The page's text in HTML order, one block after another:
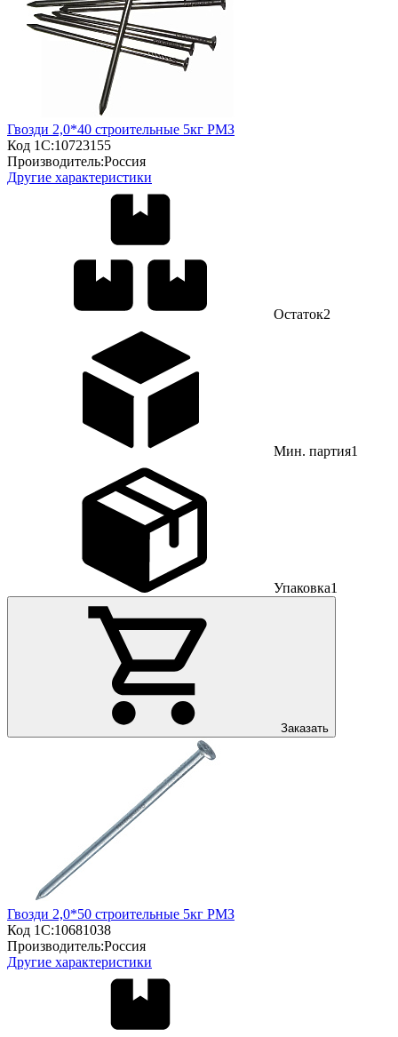
Гвозди 2,0*40 строительные 5кг РМЗ
Код 1С:10723155
Производитель:Россия
Другие характеристики
Остаток2
Мин. партия1
Упаковка1
Заказать
Гвозди 2,0*50 строительные 5кг РМЗ
Код 1С:10681038
Производитель:Россия
Другие характеристики